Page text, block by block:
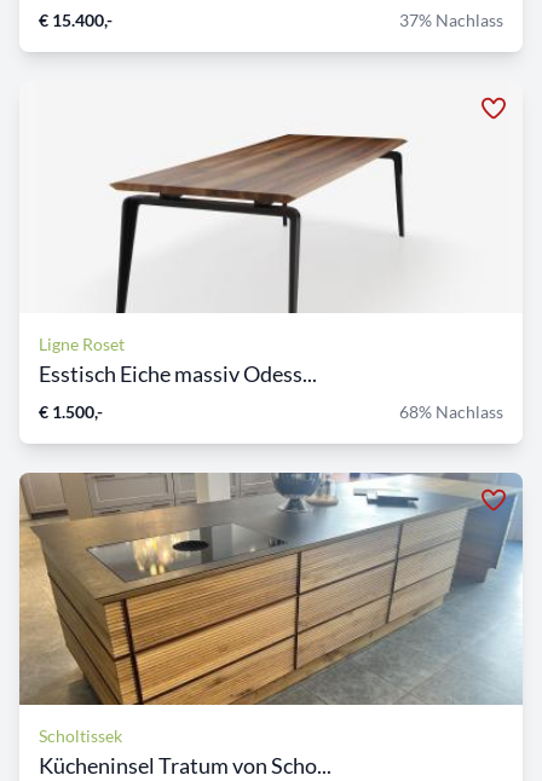
€ 15.400,- 37% Nachlass
Ligne Roset
Esstisch Eiche massiv Odess...
€ 1.500,- 68% Nachlass
Scholtissek
Kücheninsel Tratum von Scho...